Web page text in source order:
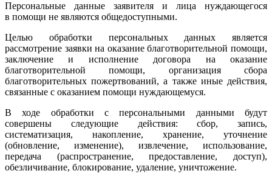
Персональные данные заявителя и лица нуждающегося
в помощи не являются общедоступными.
Целью обработки персональных данных является
рассмотрение заявки на оказание благотворительной помощи,
заключение и исполнение договора на оказание
благотворительной помощи, организация сбора
благотворительных пожертвований, а также иные действия,
связанные с оказанием помощи нуждающемуся.
В ходе обработки с персональными данными будут
совершены следующие действия: сбор, запись,
систематизация, накопление, хранение, уточнение
(обновление, изменение), извлечение, использование,
передача (распространение, предоставление, доступ),
обезличивание, блокирование, удаление, уничтожение.